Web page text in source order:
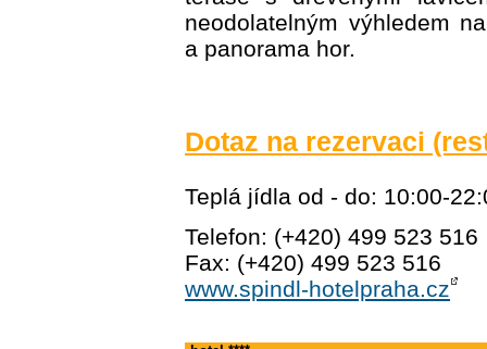
neodolatelným výhledem
a panorama hor.
Dotaz na rezervaci
Teplá jídla od - do: 10:00-
Telefon: (+420) 499 523 516
Fax: (+420) 499 523 516
www.spindl-hotelpraha.cz